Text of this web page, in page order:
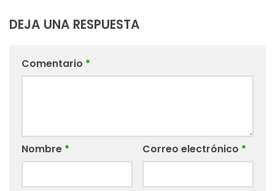
DEJA UNA RESPUESTA
Comentario *
Nombre * Correo electrónico *